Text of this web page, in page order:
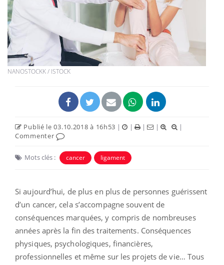
NANOSTOCKK / ISTOCK
Publié le 03.10.2018 à 16h53 | | | |
|
Commenter
Mots clés : cancer ligament
Si aujourd’hui, de plus en plus de personnes guérissent
d’un cancer, cela s’accompagne souvent de
conséquences marquées, y compris de nombreuses
années après la fin des traitements. Conséquences
physiques, psychologiques, financières,
professionnelles et même sur les projets de vie… Tous